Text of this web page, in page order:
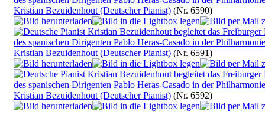
Kristian Bezuidenhout (Deutscher Pianist) (Nr. 6590)
Kristian Bezuidenhout (Deutscher Pianist) (Nr. 6591)
Kristian Bezuidenhout (Deutscher Pianist) (Nr. 6592)